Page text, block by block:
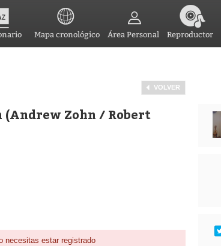
Mapa cronológico Área Personal Reproductor
VOLVER
(Andrew Zohn / Robert
necesitas estar registrado